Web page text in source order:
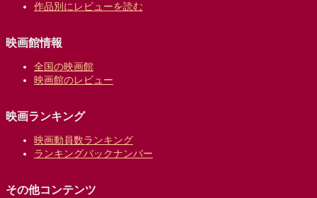
作品別にレビューを読む
映画館情報
全国の映画館
映画館のレビュー
映画ランキング
映画動員数ランキング
ランキングバックナンバー
その他コンテンツ